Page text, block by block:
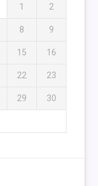
1 2
8 9
15 16
22 23
29 30